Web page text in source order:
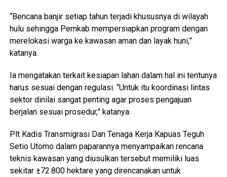
“Bencana banjir setiap tahun terjadi khususnya di wilayah
hulu sehingga Pemkab mempersiapkan program dengan
merelokasi warga ke kawasan aman dan layak huni,”
katanya.
Ia mengatakan terkait kesiapan lahan dalam hal ini tentunya
harus sesuai dengan regulasi. “Untuk itu koordinasi lintas
sektor dinilai sangat penting agar proses pengajuan
berjalan sesuai prosedur,” katanya.
Plt Kadis Transmigrasi Dan Tenaga Kerja Kapuas Teguh
Setio Utomo dalam paparannya menyampaikan rencana
teknis kawasan yang diusulkan tersebut memiliki luas
sekitar ±72.800 hektare yang direncanakan untuk